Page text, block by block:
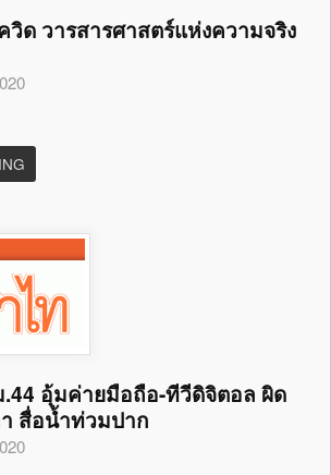
วิด วารสารศาสตร์แห่งความจริง
อุ้มค่ายมือถือ-ทีวีดิจิตอล ผิด
สื่อน้ำท่วมปาก